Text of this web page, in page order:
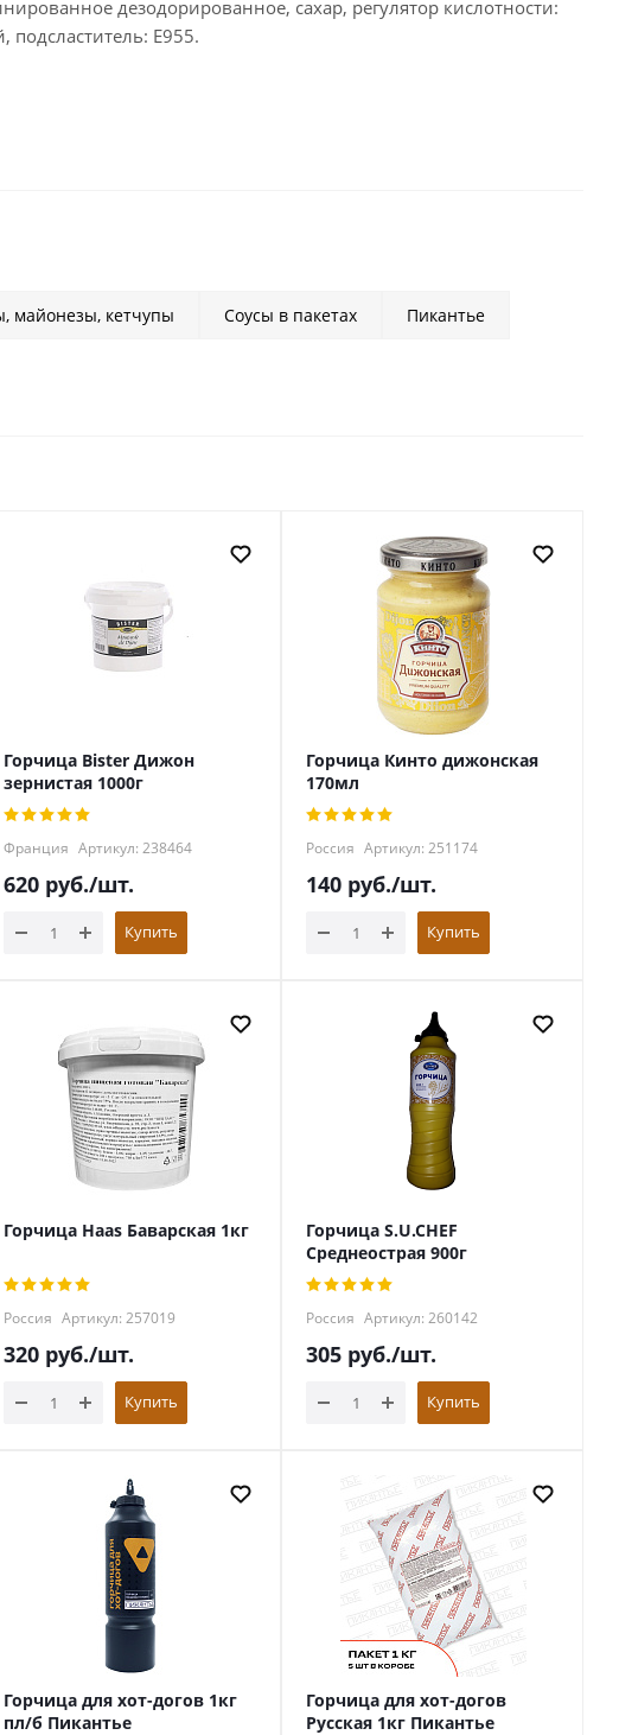
дезодорированное, сахар, регулятор кислотности:
подсластитель: Е955.
майонезы, кетчупы Соусы в пакетах Пикантье
Горчица Bister Дижон
зернистая 1000г
Франция Артикул: 238464
620 руб./шт.
Купить
Горчица Кинто дижонская
170мл
Россия Артикул: 251174
140 руб./шт.
Купить
Горчица Haas Баварская 1кг
Россия Артикул: 257019
320 руб./шт.
Купить
Горчица S.U.CHEF
Среднеострая 900г
Россия Артикул: 260142
305 руб./шт.
Купить
Горчица для хот-догов 1кг
пл/б Пикантье
Горчица для хот-догов
Русская 1кг Пикантье